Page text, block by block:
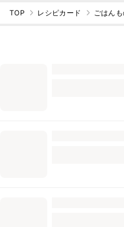
TOP レシピカード ごはん